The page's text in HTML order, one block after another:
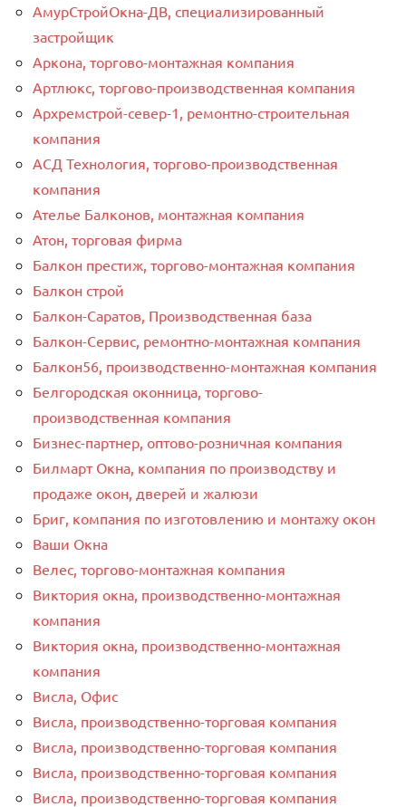
АмурСтройОкна-ДВ, специализированный
застройщик
Аркона, торгово-монтажная компания
Артлюкс, торгово-производственная компания
Архремстрой-север-1, ремонтно-строительная
компания
АСД Технология, торгово-производственная
компания
Ателье Балконов, монтажная компания
Атон, торговая фирма
Балкон престиж, торгово-монтажная компания
Балкон строй
Балкон-Саратов, Производственная база
Балкон-Сервис, ремонтно-монтажная компания
Балкон56, производственно-монтажная компания
Белгородская оконница, торгово-
производственная компания
Бизнес-партнер, оптово-розничная компания
Билмарт Окна, компания по производству и
продаже окон, дверей и жалюзи
Бриг, компания по изготовлению и монтажу окон
Ваши Окна
Велес, торгово-монтажная компания
Виктория окна, производственно-монтажная
компания
Виктория окна, производственно-монтажная
компания
Висла, Офис
Висла, производственно-торговая компания
Висла, производственно-торговая компания
Висла, производственно-торговая компания
Висла, производственно-торговая компания